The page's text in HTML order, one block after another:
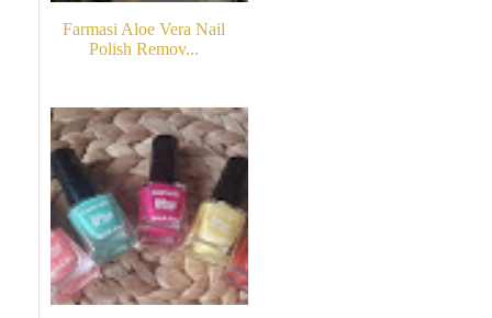
Farmasi Aloe Vera Nail
Polish Remov...